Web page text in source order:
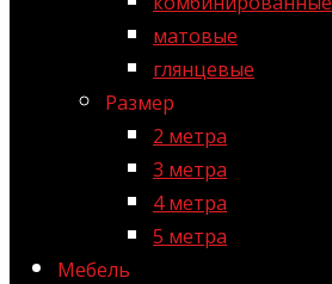
матовые
глянцевые
Размер
2 метра
3 метра
4 метра
5 метра
Мебель